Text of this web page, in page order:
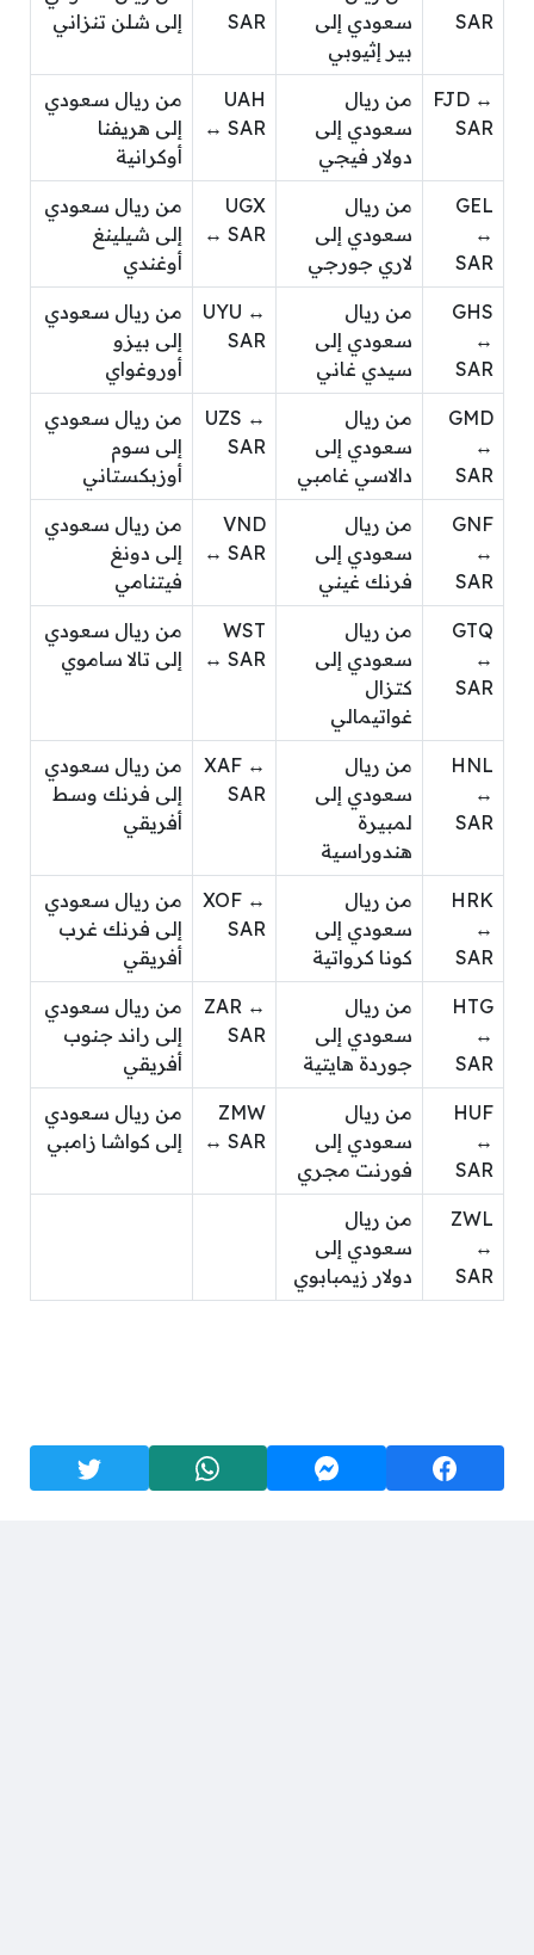
SAR
سعودي إلى
بير إثيوبي
SAR
إلى شلن تنزاني
FJD ↔
SAR
من ريال
سعودي إلى
دولار فيجي
UAH
↔ SAR
من ريال سعودي
إلى هريفنا
أوكرانية
GEL
↔
SAR
من ريال
سعودي إلى
لاري جورجي
UGX
↔ SAR
من ريال سعودي
إلى شيلينغ
أوغندي
GHS
↔
SAR
من ريال
سعودي إلى
سيدي غاني
UYU ↔
SAR
من ريال سعودي
إلى بيزو
أوروغواي
GMD
↔
SAR
من ريال
سعودي إلى
دالاسي غامبي
UZS ↔
SAR
من ريال سعودي
إلى سوم
أوزبكستاني
GNF
↔
SAR
من ريال
سعودي إلى
فرنك غيني
VND
↔ SAR
من ريال سعودي
إلى دونغ
فيتنامي
GTQ
↔
SAR
من ريال
سعودي إلى
كتزال
غواتيمالي
WST
↔ SAR
من ريال سعودي
إلى تالا ساموي
HNL
↔
SAR
من ريال
سعودي إلى
لمبيرة
هندوراسية
XAF ↔
SAR
من ريال سعودي
إلى فرنك وسط
أفريقي
HRK
↔
SAR
من ريال
سعودي إلى
كونا كرواتية
XOF ↔
SAR
من ريال سعودي
إلى فرنك غرب
أفريقي
HTG
↔
SAR
من ريال
سعودي إلى
جوردة هايتية
ZAR ↔
SAR
من ريال سعودي
إلى راند جنوب
أفريقي
HUF
↔
SAR
من ريال
سعودي إلى
فورنت مجري
ZMW
↔ SAR
من ريال سعودي
إلى كواشا زامبي
ZWL
↔
SAR
من ريال
سعودي إلى
دولار زيمبابوي